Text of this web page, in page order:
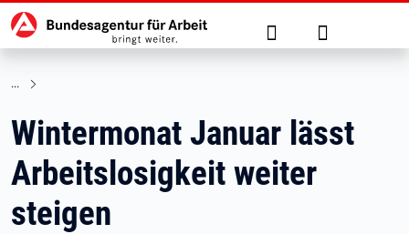
zu den Hauptinhalten springen
Hauptnavigation Suche Anmelden
Wintermonat Januar lässt
Arbeitslosigkeit weiter
steigen